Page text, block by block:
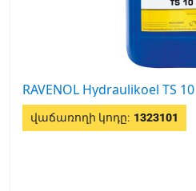
RAVENOL Hydraulikoel TS
վաճառողի կոդը: 1323101